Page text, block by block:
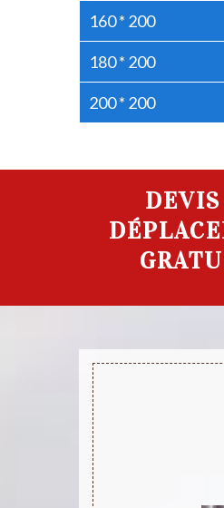
160 * 200
180 * 200
200 * 200